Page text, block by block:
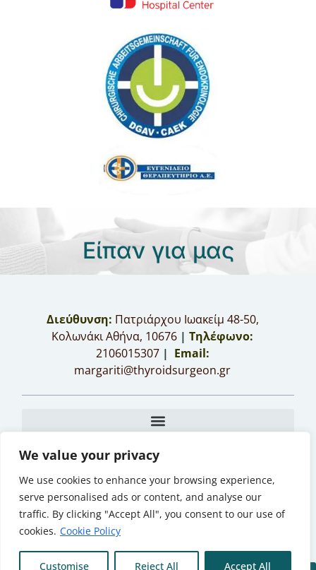
We value your privacy
We use cookies to enhance your browsing experience,
serve personalised ads or content, and analyse our
traffic. By clicking "Accept All", you consent to our use of
cookies. Cookie Policy
Customise Reject All Accept All
Είπαν για μας
Διεύθυνση: Πατριάρχου Ιωακείμ 48-50,
Κολωνάκι Αθήνα, 10676 |Τηλέφωνο:
2106015307| Email:
margariti@thyroidsurgeon.gr
Το περιεχόμενο των ιστοσελίδων του παρόντος διαδικτυακού
ιστότοπου δεν αποτελεί και δεν μπορεί να εκληφθεί ως ιατρική
συμβουλή, διάγνωση, θεραπεία ή υπόδειξη. Όλες οι πληροφορίες
παρέχονται αποκλειστικά και μόνο για ενημερωτικούς σκοπούς.
© All Rights Reserved
Copyright 2020 Θεοδώρα Μαργαρίτη